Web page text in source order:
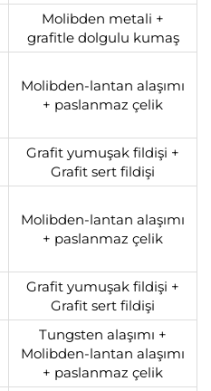
Molibden metali +
grafitle dolgulu kumaş
Molibden-lantan alaşımı
+ paslanmaz çelik
Grafit yumuşak fildişi +
Grafit sert fildişi
Molibden-lantan alaşımı
+ paslanmaz çelik
Grafit yumuşak fildişi +
Grafit sert fildişi
Tungsten alaşımı +
Molibden-lantan alaşımı
+ paslanmaz çelik